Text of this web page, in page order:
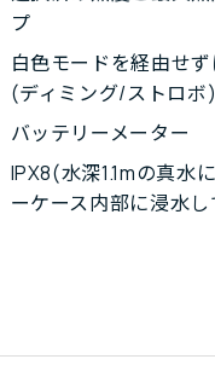
プ
白色モードを経由せ
(ディミング/ストロボ)
バッテリーメーター
IPX8(水深1.1mの真水
ーケース内部に浸水